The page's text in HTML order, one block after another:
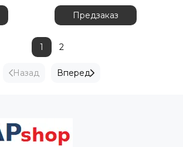
Предзаказ
Назад
1 2
Вперед